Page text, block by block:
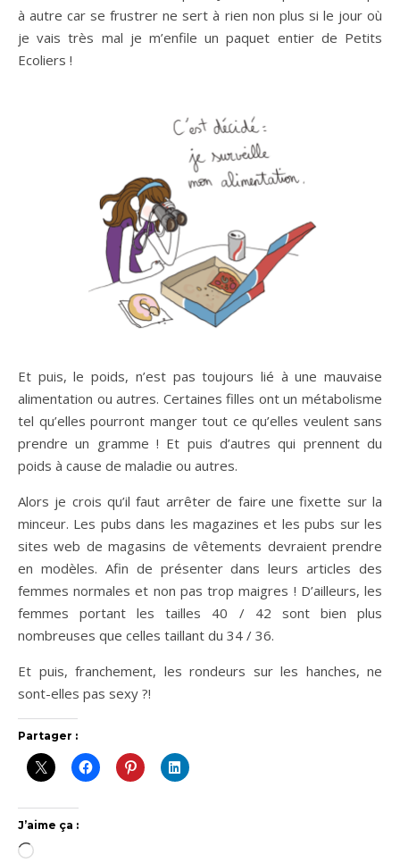
à autre car se frustrer ne sert à rien non plus si le jour où
je vais très mal je m’enfile un paquet entier de Petits
Ecoliers !
Et puis, le poids, n’est pas toujours lié à une mauvaise
alimentation ou autres. Certaines filles ont un métabolisme
tel qu’elles pourront manger tout ce qu’elles veulent sans
prendre un gramme ! Et puis d’autres qui prennent du
poids à cause de maladie ou autres.
Alors je crois qu’il faut arrêter de faire une fixette sur la
minceur. Les pubs dans les magazines et les pubs sur les
sites web de magasins de vêtements devraient prendre
en modèles. Afin de présenter dans leurs articles des
femmes normales et non pas trop maigres ! D’ailleurs, les
femmes portant les tailles 40 / 42 sont bien plus
nombreuses que celles taillant du 34 / 36.
Et puis, franchement, les rondeurs sur les hanches, ne
sont-elles pas sexy ?!
Partager :
J’aime ça :
Chargement…